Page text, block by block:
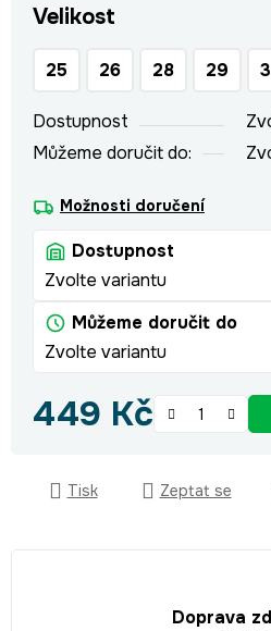
Velikost
25 26 28 29
Dostupnost
Můžeme doručit do:
Možnosti doručení
Dostupnost
Zvolte variantu
Můžeme doručit do
Zvolte variantu
449 Kč
Tisk Zeptat se
Doprava